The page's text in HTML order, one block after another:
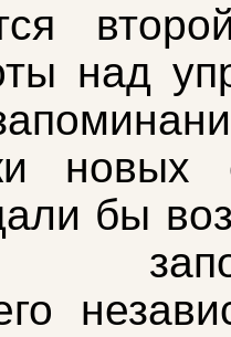
над
новых
бы